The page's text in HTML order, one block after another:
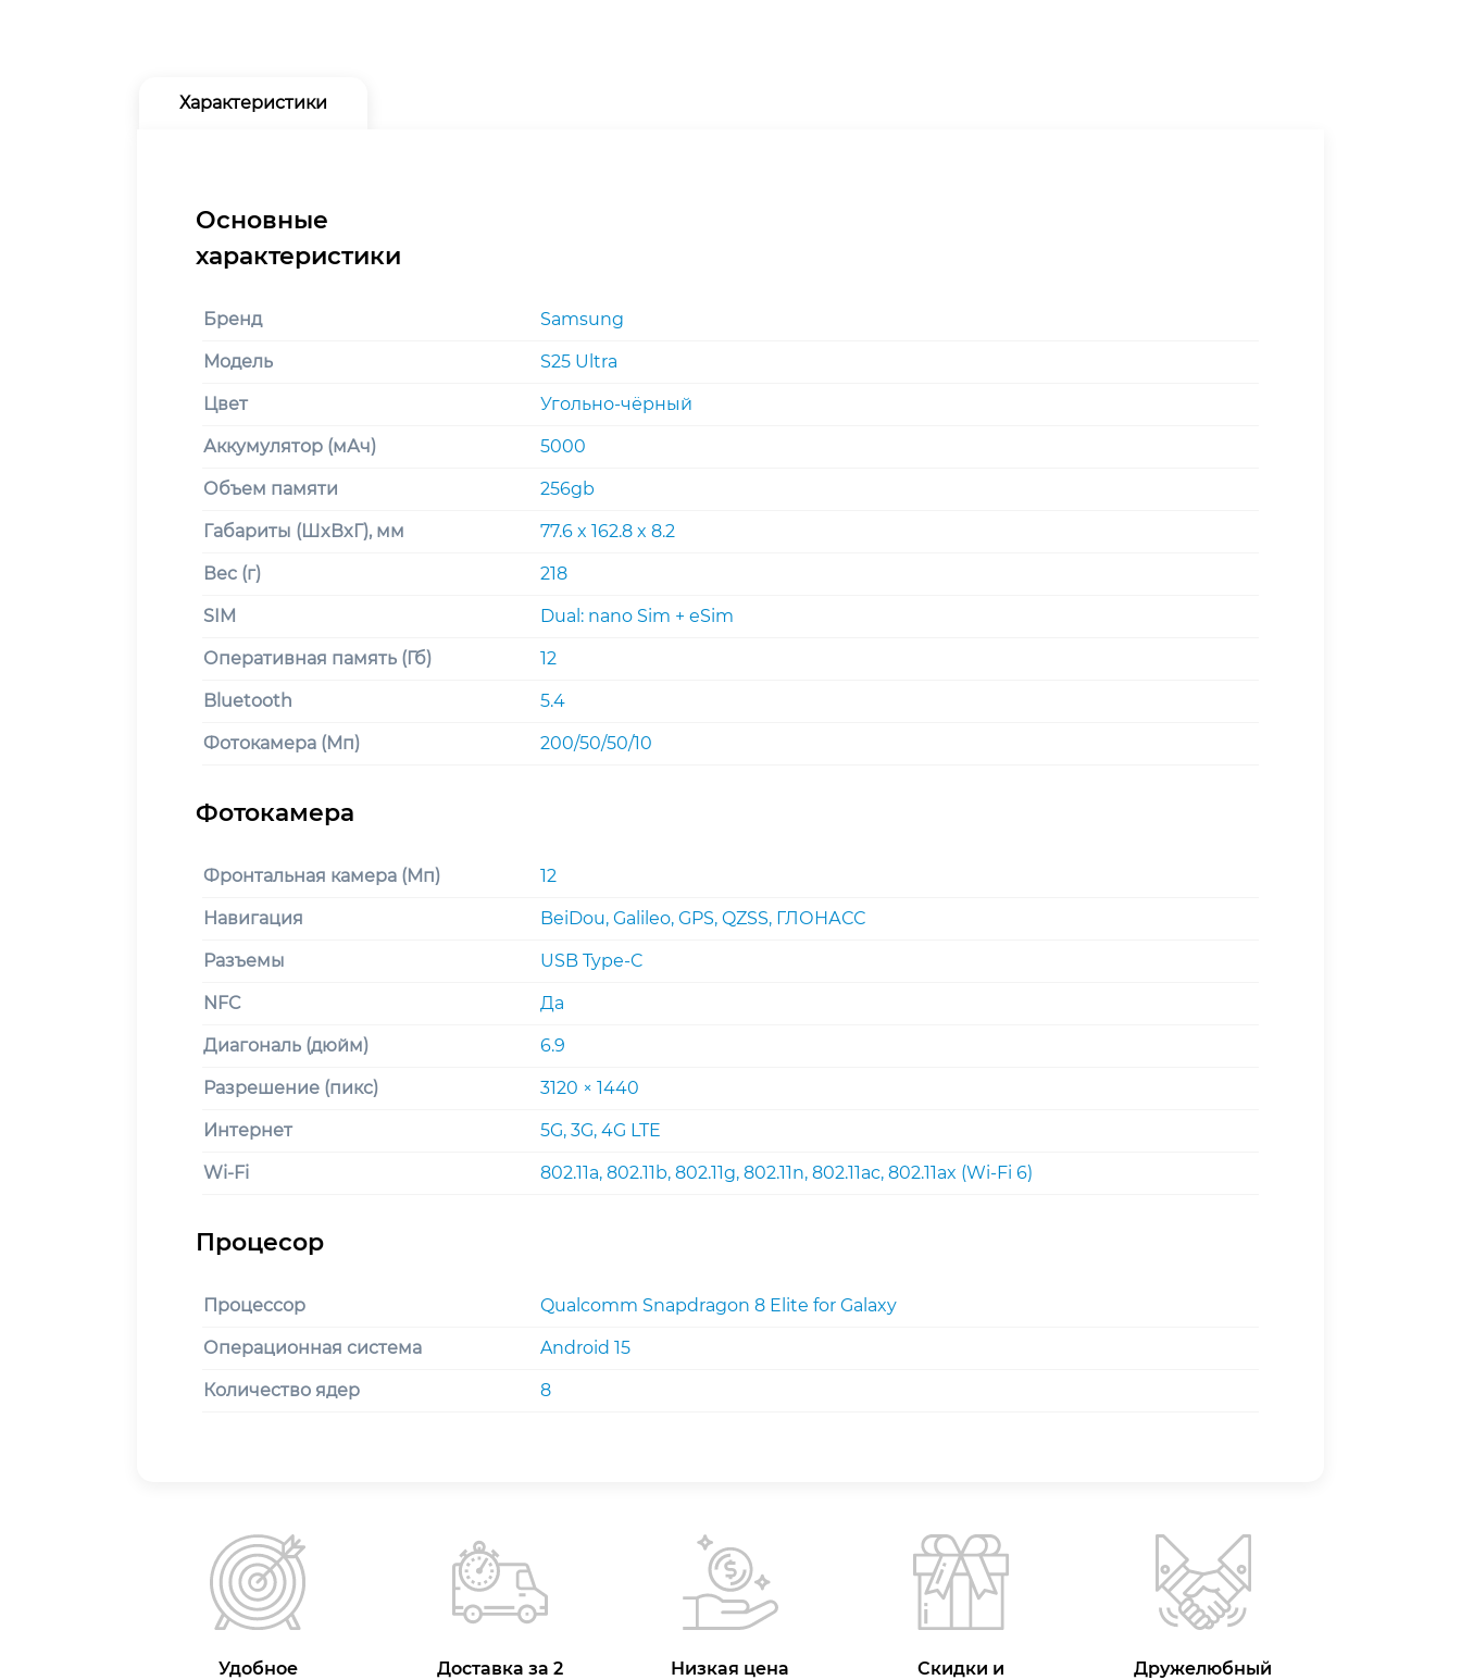
Характеристики
Бренд Samsung
Модель S25 Ultra
Цвет Угольно-чёрный
Аккумулятор (мАч) 5000
Объем памяти 256gb
Габариты (ШxВxГ), мм 77.6 x 162.8 x 8.2
Вес (г) 218
SIM Dual: nano Sim + eSim
Оперативная память (Гб) 12
Bluetooth 5.4
Фотокамера (Мп) 200/50/50/10
Фронтальная камера (Мп) 12
Навигация BeiDou, Galileo, GPS, QZSS, ГЛОНАСС
Разъемы USB Type-C
NFC Да
Диагональ (дюйм) 6.9
Разрешение (пикс) 3120 × 1440
Интернет 5G, 3G, 4G LTE
Wi-Fi 802.11a, 802.11b, 802.11g, 802.11n, 802.11ac, 802.11ax (Wi-Fi 6)
Процессор Qualcomm Snapdragon 8 Elite for Galaxy
Операционная система Android 15
Количество ядер 8
Удобное
Доставка за 2
Низкая цена
Скидки и
Дружелюбный